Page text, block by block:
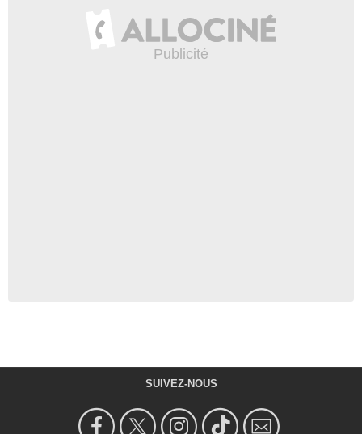
SUIVEZ-NOUS